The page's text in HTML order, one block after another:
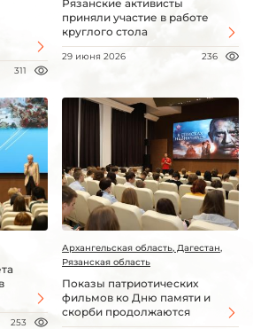
311
Рязанские активисты
приняли участие в работе
круглого стола
29 июня 2026 236
253
Архангельская область, Дагестан,
Рязанская область
Показы патриотических
фильмов ко Дню памяти и
скорби продолжаются